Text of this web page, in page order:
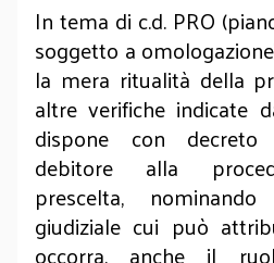
In tema di c.d. PRO
soggetto a
la mera ritualità della
altre verifiche indicate
dispone con decreto
debitore alla
prescelta,
giudiziale cui può